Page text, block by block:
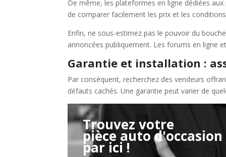
De même, les plateformes en ligne dédiées
de comparer facilement les prix et les
Enfin, ne sous-estimez pas le pouvoir du
annoncées publiquement. Les forums en ligne
Garantie et installation :
Par conséquent, recherchez des vendeurs
défauts cachés. Une garantie peut varier de
Trouvez votre
pièce auto d'occasion
par ici !Étape 2/3